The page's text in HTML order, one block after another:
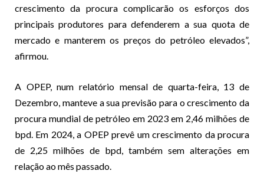
crescimento da procura complicarão os esforços dos
principais produtores para defenderem a sua quota de
mercado e manterem os preços do petróleo elevados”,
afirmou.
A OPEP, num relatório mensal de quarta-feira, 13 de
Dezembro, manteve a sua previsão para o crescimento da
procura mundial de petróleo em 2023 em 2,46 milhões de
bpd. Em 2024, a OPEP prevê um crescimento da procura
de 2,25 milhões de bpd, também sem alterações em
relação ao mês passado.